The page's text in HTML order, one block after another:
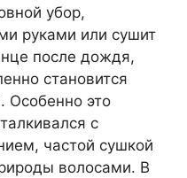
убор,
руками или сушит
после дождя,
становится
Особенно это
с
частой сушкой
волосами. В